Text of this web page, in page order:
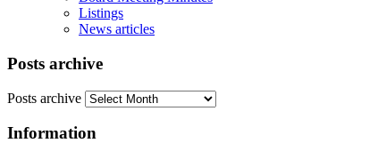
Listings
News articles
Posts archive
Posts archive
Information